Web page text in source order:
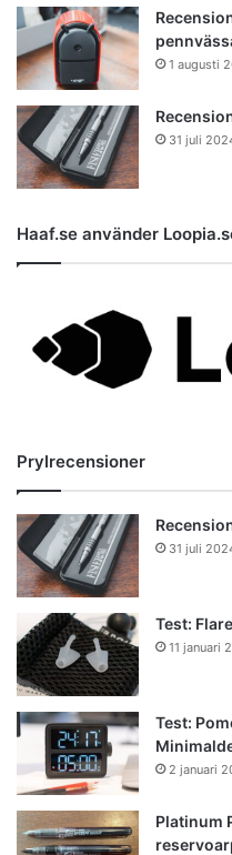
1 augusti
31 juli
Haaf.se använder
Prylrecensioner
31 juli
Test:
11 januari
Test:
2 januari
Platinum